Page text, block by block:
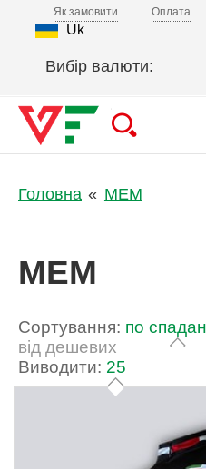
Як замовити Оплата
Uk
Вибір валюти:
Головна MEM
MEM
Сортування: по
від дешевих
Виводити: 25